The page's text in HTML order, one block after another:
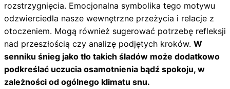
rozstrzygnięcia. Emocjonalna symbolika tego motywu
odzwierciedla nasze wewnętrzne przeżycia i relacje z
otoczeniem. Mogą również sugerować potrzebę refleksji
nad przeszłością czy analizę podjętych kroków. W
senniku śnieg jako tło takich śladów może dodatkowo
podkreślać uczucia osamotnienia bądź spokoju, w
zależności od ogólnego klimatu snu.